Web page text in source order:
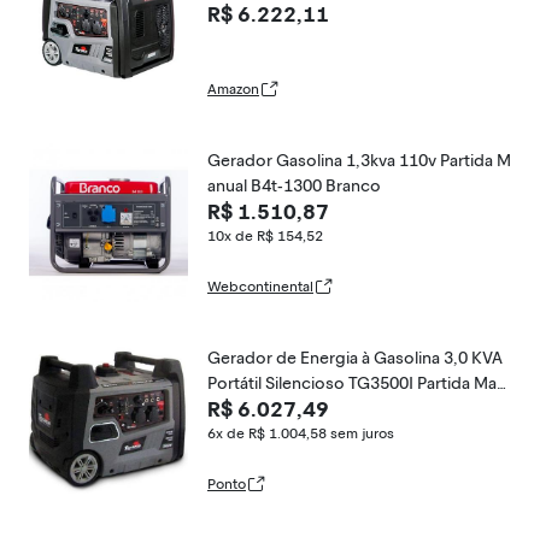
60HZ, 3.5KW, PART. MANUAL, CABINAD
R$ 6.222,11
Amazon
Gerador Gasolina 1,3kva 110v Partida M
anual B4t-1300 Branco
R$ 1.510,87
10x de R$ 154,52
Webcontinental
Gerador de Energia à Gasolina 3,0 KVA
Portátil Silencioso TG3500I Partida Man
ual TOYAMA
R$ 6.027,49
6x de R$ 1.004,58 sem juros
Ponto